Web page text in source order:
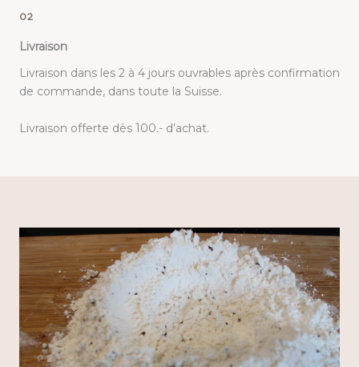
02
Livraison
Livraison dans les 2 à 4 jours ouvrables après confirmation
de commande, dans toute la Suisse.
Livraison offerte dès 100.- d’achat.